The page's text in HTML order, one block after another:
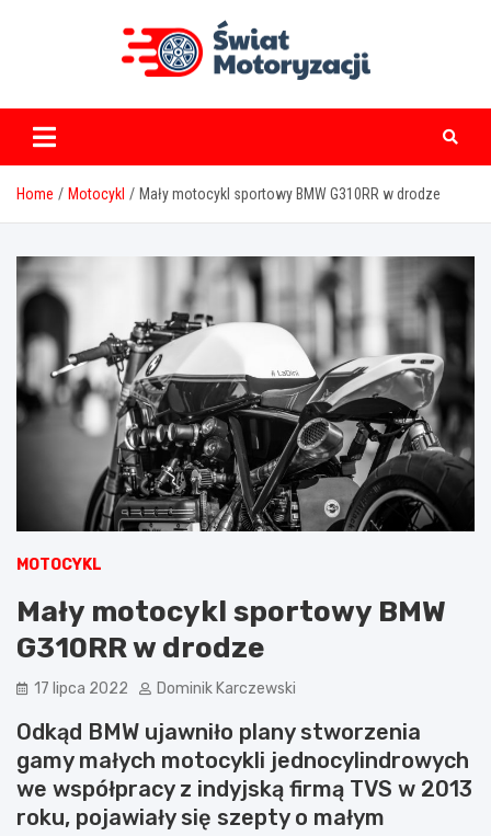
swiatmotoryzacji.pl
Home Motocykl Mały motocykl sportowy BMW G310RR w drodze
MOTOCYKL
Mały motocykl sportowy BMW
G310RR w drodze
17 lipca 2022 Dominik Karczewski
Odkąd BMW ujawniło plany stworzenia
gamy małych motocykli jednocylindrowych
we współpracy z indyjską firmą TVS w 2013
roku, pojawiały się szepty o małym